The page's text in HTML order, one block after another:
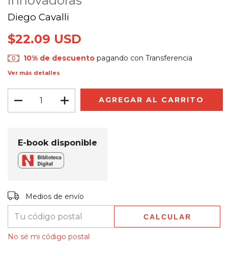
Diego Cavalli
$22.09 USD
10% de descuento pagando con Transferencia
Ver más detalles
E-book disponible
Entregas para el CP:
Medios de envío
CALCULAR
No sé mi código postal